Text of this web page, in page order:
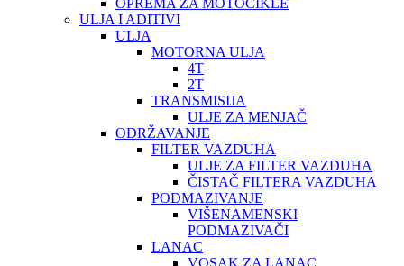
OPREMA ZA MOTOCIKLE
ULJA I ADITIVI
ULJA
MOTORNA ULJA
4T
2T
TRANSMISIJA
ULJE ZA MENJAČ
ODRŽAVANJE
FILTER VAZDUHA
ULJE ZA FILTER VAZDUHA
ČISTAČ FILTERA VAZDUHA
PODMAZIVANJE
VIŠENAMENSKI
PODMAZIVAČI
LANAC